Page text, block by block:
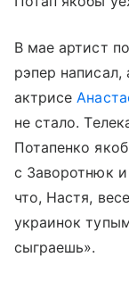
В мае артист
рэпер
актрисе
не стало.
Потапенко
с Заворотнюк
что, Настя,
украинок
сыграешь».